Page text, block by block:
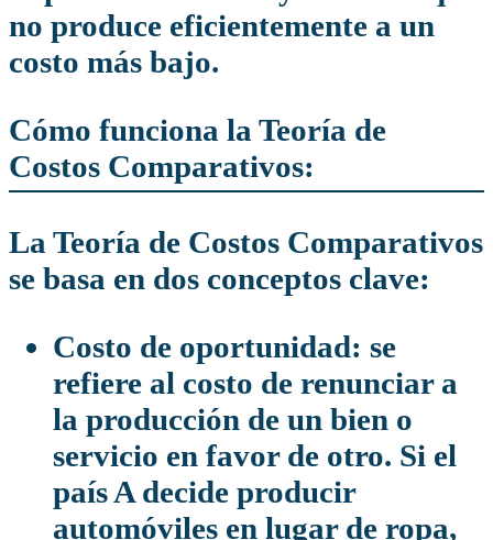
no produce eficientemente a un
costo más bajo.
Cómo funciona la Teoría de
Costos Comparativos:
La Teoría de Costos Comparativos
se basa en dos conceptos clave:
Costo de oportunidad: se
refiere al costo de renunciar a
la producción de un bien o
servicio en favor de otro. Si el
país A decide producir
automóviles en lugar de ropa,